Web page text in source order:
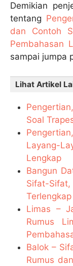
Demikian
tentang
dan Contoh
Pembahasan
sampai jumpa
Lihat Artikel
Soal
Layang-
Lengkap
Bangun
Sifat-
Terlengkap
Limas –
Rumus
Balok –
Rumus